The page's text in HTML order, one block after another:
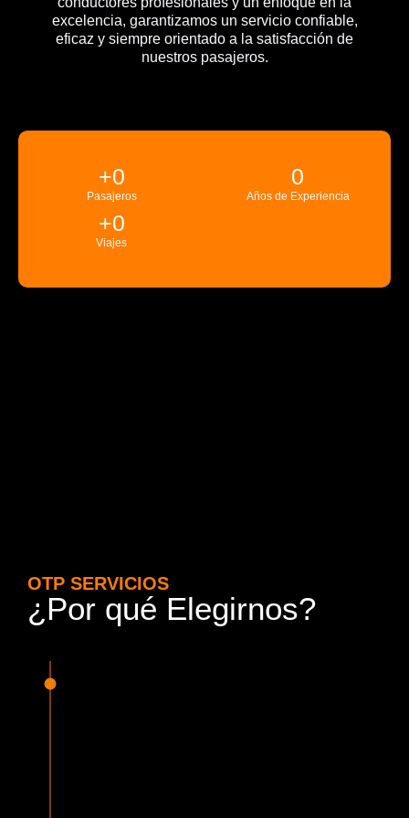
excelencia, garantizamos un servicio confiable,
eficaz y siempre orientado a la satisfacción de
nuestros pasajeros.
Pasajeros
+0
Años de Experiencia
0
Viajes
+0
OTP SERVICIOS
¿Por qué Elegirnos?